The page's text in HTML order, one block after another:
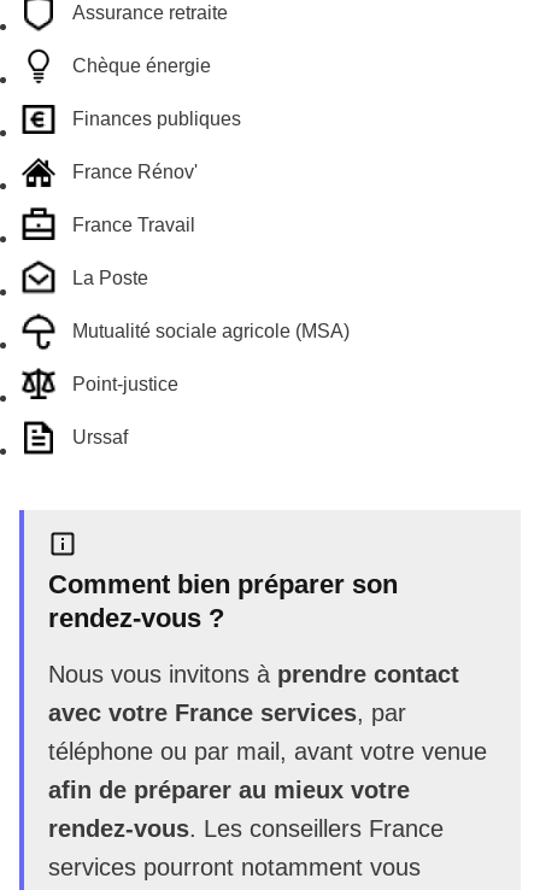
Assurance retraite
Chèque énergie
Finances publiques
France Rénov'
France Travail
La Poste
Mutualité sociale agricole (MSA)
Point-justice
Urssaf
Comment bien préparer son
rendez-vous ?
Nous vous invitons à prendre contact
avec votre France services, par
téléphone ou par mail, avant votre venue
afin de préparer au mieux votre
rendez-vous. Les conseillers France
services pourront notamment vous